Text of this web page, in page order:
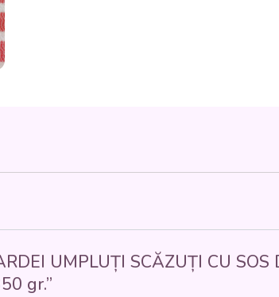
ROȘII
ȘI
SMÂNTÂNĂ
(carne
smântână)
UMPLUȚI SCĂZUȚI CU SOS
gr.”